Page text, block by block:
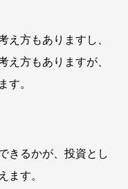
え方もありますし、
え方もありますが、
す。
きるかが、投資とし
ます。